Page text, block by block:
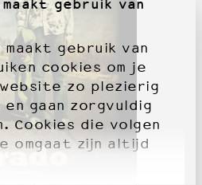
gebruik van
gebruik van
cookies om je
zo plezierig
en gaan zorgvuldig
Cookies die volgen
omgaat zijn altijd
– VNPF